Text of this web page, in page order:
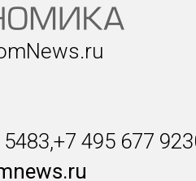
495 677